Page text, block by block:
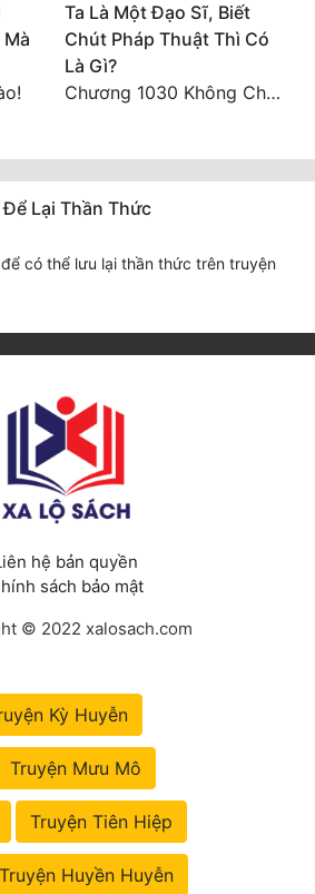
Ta Là Một Đạo Sĩ, Biết
Chút Pháp Thuật Thì Có
Là Gì?
Chương 1030 Không Chi Hoàng Nguyên Đại Hư
Lại Thần Thức
có thể lưu lại thần thức trên truyện
hệ bản quyền
sách bảo mật
© 2022 xalosach.com
Kỳ Huyễn
Truyện Mưu Mô
Truyện Tiên Hiệp
Truyện Huyền Huyễn